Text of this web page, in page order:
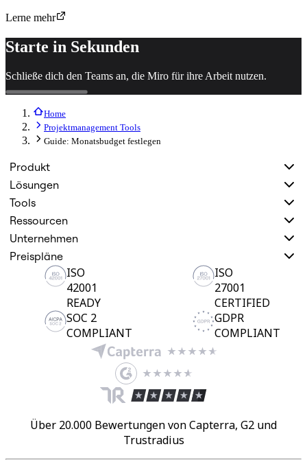
Lerne mehr
Starte in Sekunden
Schließe dich den Teams an, die Miro für ihre Arbeit nutzen.
Home
Projektmanagement Tools
Guide: Monatsbudget festlegen
Produkt
Lösungen
Tools
Ressourcen
Unternehmen
Preispläne
ISO
42001
READY
ISO
27001
CERTIFIED
SOC 2
COMPLIANT
GDPR
COMPLIANT
Über 20.000 Bewertungen von Capterra, G2 und
Trustradius